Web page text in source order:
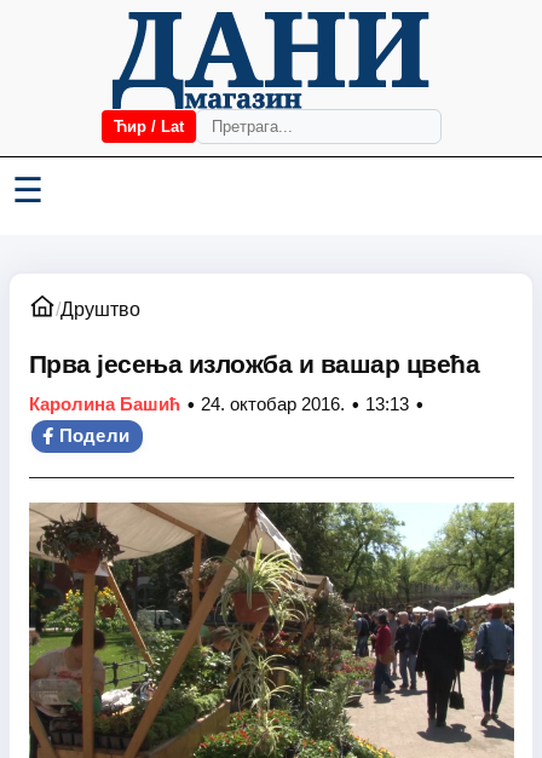
Ћир / Lat
☰
/Друштво
Прва јесења изложба и вашар цвећа
Каролина Башић • 24. октобар 2016. • 13:13 •
Подели